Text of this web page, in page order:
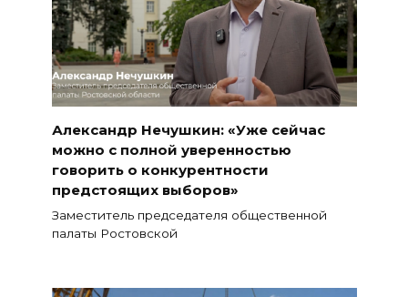
Александр Нечушкин: «Уже сейчас
можно с полной уверенностью
говорить о конкурентности
предстоящих выборов»
Заместитель председателя общественной
палаты Ростовской